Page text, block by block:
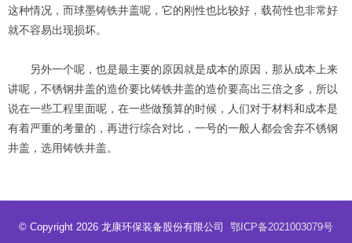
这种情况，而球墨铸铁井盖呢，它的刚性也比较好，载荷性也非常好
就不容易出现损坏。
另外一个呢，也是最主要的原因就是成本的原因，那从成本上来
讲呢，不锈钢井盖的造价要比铸铁井盖的造价要高出三倍之多，所以
说在一些工程里面呢，在一些做预算的时候，人们对于材料和成本是
有着严重的考量的，再进行综合对比，一号的一般人都会舍弃不锈钢
井盖，选用铸铁井盖。
© Copyright 2026 龙康环保装备股份有限公司 鄂ICP备2021003079号